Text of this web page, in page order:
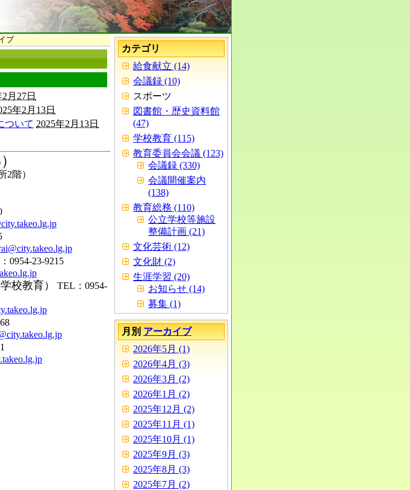
ブ
月27日
年2月13日
ついて 2025年2月13日
階）
0954-23-9215
校教育）
TEL：0954-
カテゴリ
給食献立 (14)
会議録 (10)
スポーツ
図書館・歴史資料館
(47)
学校教育 (115)
教育委員会会議 (123)
会議録 (330)
会議開催案内
(138)
教育総務 (110)
公立学校等施設
整備計画 (21)
文化芸術 (12)
文化財 (2)
生涯学習 (20)
お知らせ (14)
募集 (1)
月別アーカイブ
2026年5月 (1)
2026年4月 (3)
2026年3月 (2)
2026年1月 (2)
2025年12月 (2)
2025年11月 (1)
2025年10月 (1)
2025年9月 (3)
2025年8月 (3)
2025年7月 (2)